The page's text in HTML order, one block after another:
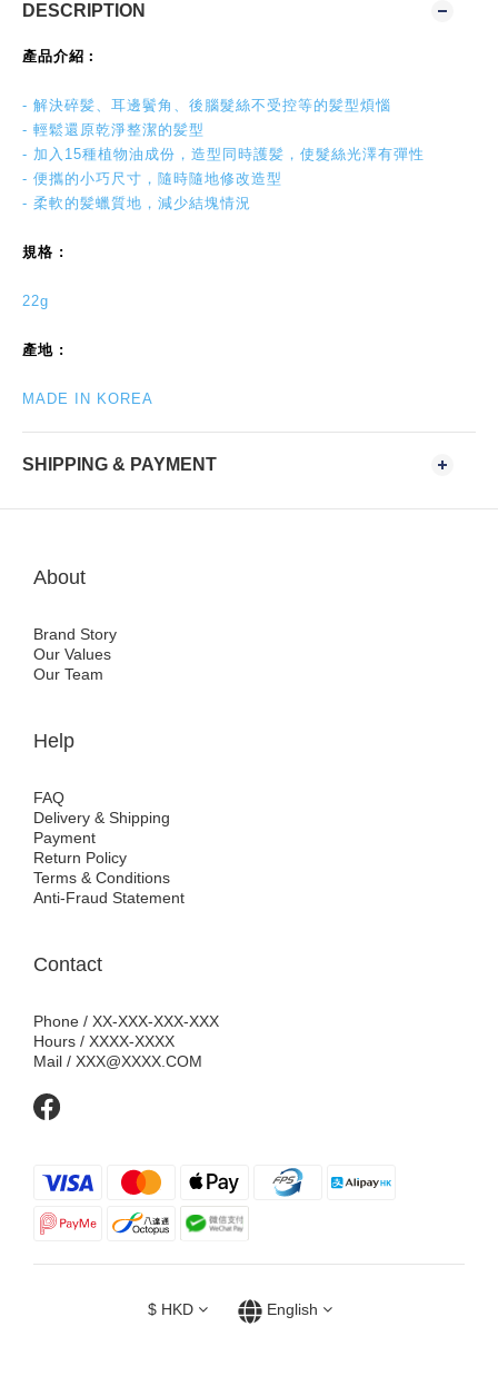
DESCRIPTION
產品介紹 :
- 解決碎髪、耳邊鬢角、後腦髮絲不受控等的髪型煩惱
- 輕鬆還原乾淨整潔的髪型
- 加入15種植物油成份，造型同時護髪，使髮絲光澤有彈性
- 便攜的小巧尺寸，隨時隨地修改造型
- 柔軟的髪蠟質地，減少結塊情況
規格 :
22g
產地 :
MADE IN KOREA
SHIPPING & PAYMENT
About
Brand Story
Our Values
Our Team
Help
FAQ
Delivery & Shipping
Payment
Return Policy
Terms & Conditions
Anti-Fraud Statement
Contact
Phone / XX-XXX-XXX-XXX
Hours / XXXX-XXXX
Mail / XXX@XXXX.COM
$ HKD English